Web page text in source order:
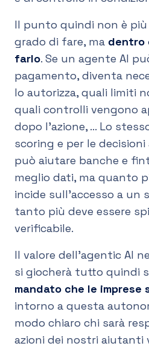
Il punto quindi non è più
grado di fare, ma dentro
farlo. Se un agente AI
pagamento, diventa
lo autorizza, quali limiti
quali controlli vengono
dopo l’azione, ... Lo
scoring e per le decisioni
può aiutare banche e
meglio dati, ma quanto
incide sull’accesso a un
tanto più deve essere
verificabile.
Il valore dell’agentic AI
si giocherà tutto quindi
mandato che le imprese
intorno a questa
modo chiaro chi sarà
azioni dei nostri aiutanti